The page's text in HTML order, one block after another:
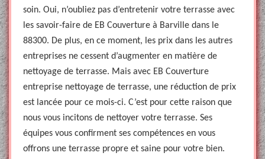
soin. Oui, n’oubliez pas d’entretenir votre terrasse avec
les savoir-faire de EB Couverture à Barville dans le
88300. De plus, en ce moment, les prix dans les autres
entreprises ne cessent d’augmenter en matière de
nettoyage de terrasse. Mais avec EB Couverture
entreprise nettoyage de terrasse, une réduction de prix
est lancée pour ce mois-ci. C’est pour cette raison que
nous vous incitons de nettoyer votre terrasse. Ses
équipes vous confirment ses compétences en vous
offrons une terrasse propre et saine pour votre bien.